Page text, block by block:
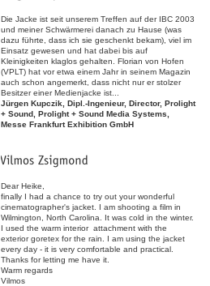
Die Jacke ist seit unserem Treffen auf der IBC 2003
und meiner Schwärmerei danach zu Hause (was
dazu führte, dass ich sie geschenkt bekam), viel im
Einsatz gewesen und hat dabei bis auf
Kleinigkeiten klaglos gehalten. Florian von Hofen
(VPLT) hat vor etwa einem Jahr in seinem Magazin
auch schon angemerkt, dass nicht nur er stolzer
Besitzer einer Medienjacke ist...
Jürgen Kupczik, Dipl.-Ingenieur, Director, Prolight
+ Sound, Prolight + Sound Media Systems,
Messe Frankfurt Exhibition GmbH
Dear Heike,
finally I had a chance to try out your wonderful
cinematographer's jacket. I am shooting a film in
Wilmington, North Carolina. It was cold in the winter.
I used the warm interior attachment with the
exterior goretex for the rain. I am using the jacket
every day - it is very comfortable and practical.
Thanks for letting me have it.
Warm regards
Vilmos